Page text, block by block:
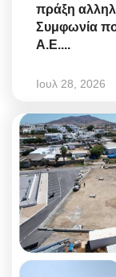
πράξη
Συμφωνία
Α.Ε....
Ιουλ 28, 2026